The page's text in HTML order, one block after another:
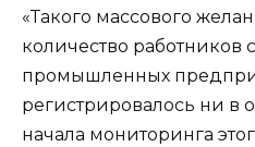
«Такого массового
количество работников
промышленных
регистрировалось ни в
начала мониторинга